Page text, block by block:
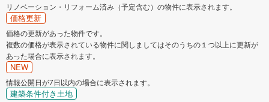
リノベーション・リフォーム済み（予定含む）の物件に表示されます。
価格更新
価格の更新があった物件です。
複数の価格が表示されている物件に関しましてはそのうちの１つ以上に更新が
あった場合に表示されます。
NEW
情報公開日が7日以内の場合に表示されます。
建築条件付き土地